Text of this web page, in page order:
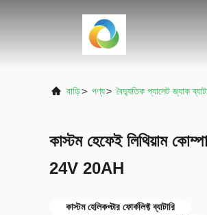
বাড়ি> পণ্য> বৈদ্যুতিক প্যালেট জ্যাক
কাস্টম হেফেই লিথিয়াম
24V 20AH
কাস্টম হেলিকপ্টার ফোর্কলিফ্ট ব্যাটারি